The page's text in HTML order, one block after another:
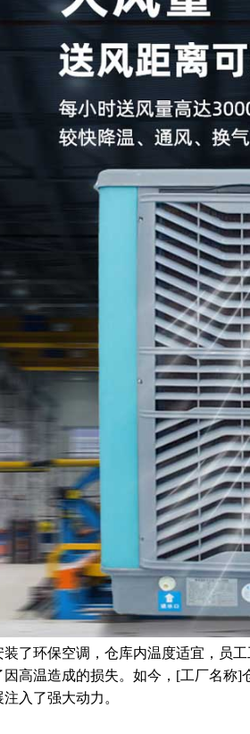
装了环保空调，仓库内温度适宜，员
因高温造成的损失。如今，[工厂名称
入了强大动力。